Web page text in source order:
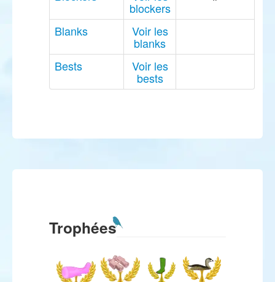
blockers
Blanks Voir les
blanks
Bests
Voir les
bests
Trophées